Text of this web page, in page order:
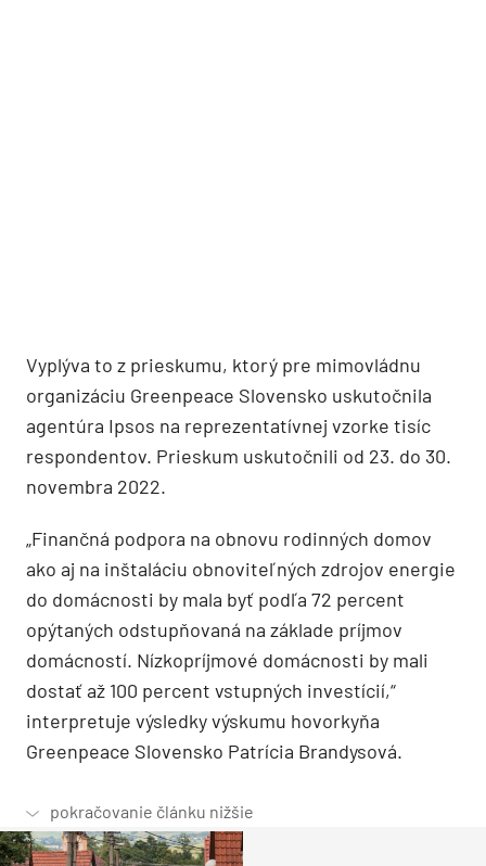
Vyplýva to z prieskumu, ktorý pre mimovládnu
organizáciu Greenpeace Slovensko uskutočnila
agentúra Ipsos na reprezentatívnej vzorke tisíc
respondentov. Prieskum uskutočnili od 23. do 30.
novembra 2022.
„Finančná podpora na obnovu rodinných domov
ako aj na inštaláciu obnoviteľných zdrojov energie
do domácnosti by mala byť podľa 72 percent
opýtaných odstupňovaná na základe príjmov
domácností. Nízkopríjmové domácnosti by mali
dostať až 100 percent vstupných investícií,“
interpretuje výsledky výskumu hovorkyňa
Greenpeace Slovensko Patrícia Brandysová.